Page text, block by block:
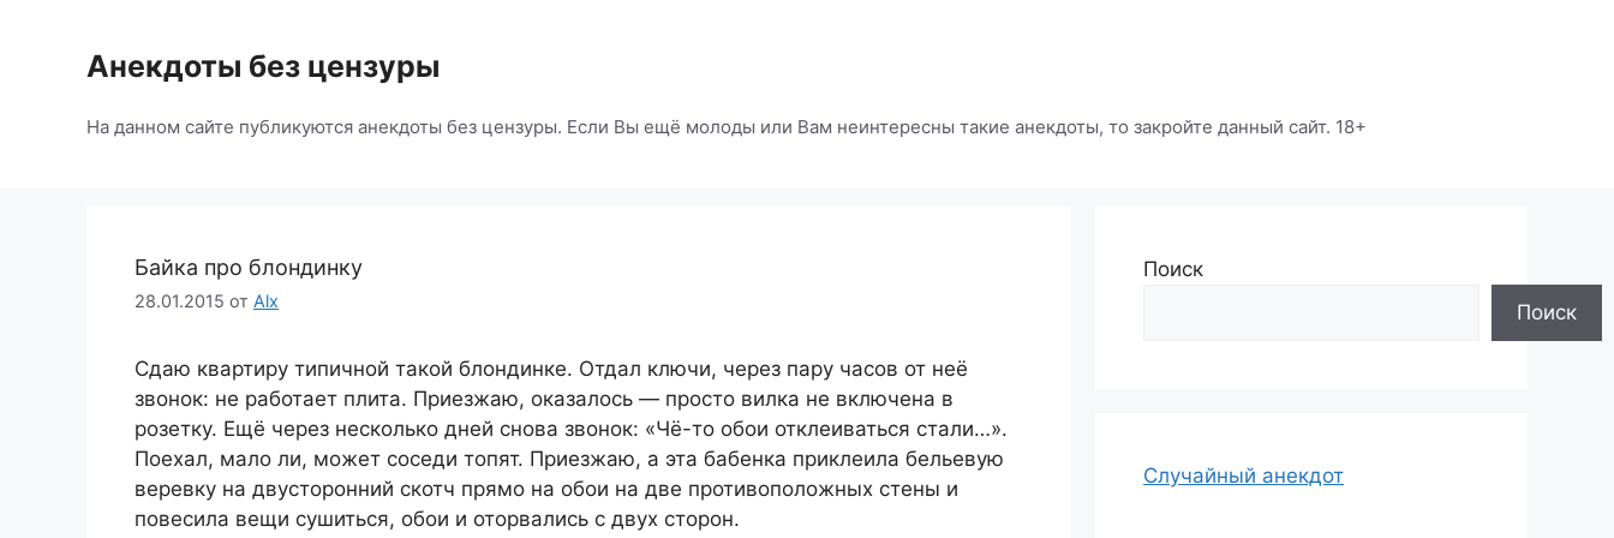
содержимомуАнекдоты без цензуры
На данном сайте публикуются анекдоты без цензуры. Если Вы ещё молоды или Вам неинтересны такие анекдоты, то закройте данный сайт. 18+
Байка про блондинку
28.01.2015 от Alx
Сдаю квартиру типичной такой блондинке. Отдал ключи, через пару часов от неё
звонок: не работает плита. Приезжаю, оказалось — просто вилка не включена в
розетку. Ещё через несколько дней снова звонок: «Чё-то обои отклеиваться стали…».
Поехал, мало ли, может соседи топят. Приезжаю, а эта бабенка приклеила бельевую
веревку на двусторонний скотч прямо на обои на две противоположных стены и
повесила вещи сушиться, обои и оторвались с двух сторон.
Поиск
Поиск
Случайный анекдот